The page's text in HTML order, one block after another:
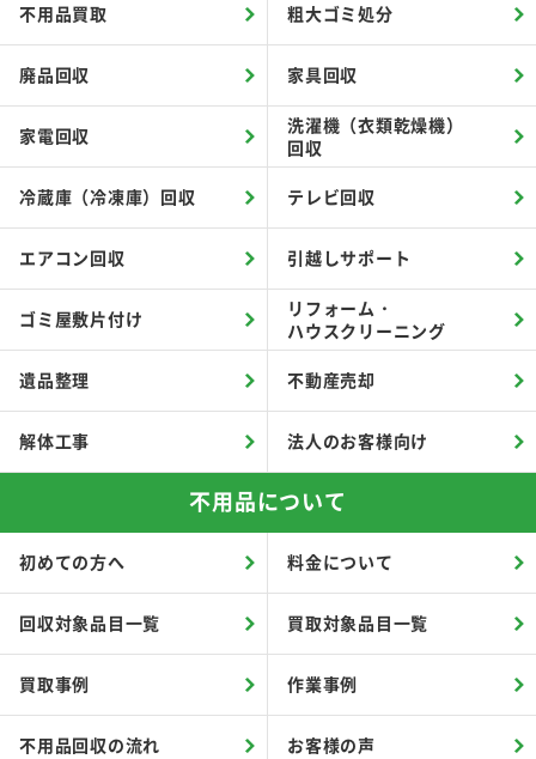
不用品買取 粗大ゴミ処分
廃品回収 家具回収
家電回収
洗濯機（衣類乾燥機）
回収
冷蔵庫（冷凍庫）回収 テレビ回収
エアコン回収 引越しサポート
ゴミ屋敷片付け
リフォーム・
ハウスクリーニング
遺品整理 不動産売却
解体工事 法人のお客様向け
不用品について
初めての方へ 料金について
回収対象品目一覧 買取対象品目一覧
買取事例 作業事例
不用品回収の流れ お客様の声